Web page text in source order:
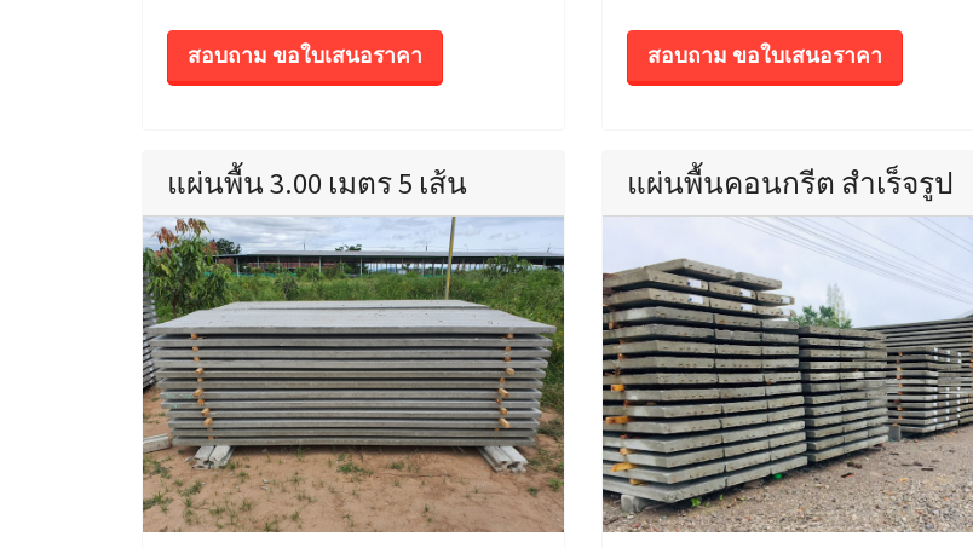
สอบถาม ขอใบเสนอราคา สอบถาม ขอใบเสนอราคา
แผ่นพื้น 3.00 เมตร 5 เส้น แผ่นพื้นคอนกรีต สำเร็จรูป